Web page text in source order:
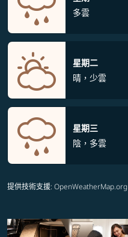
多雲
星期二
晴，少雲
星期三
陰，多雲
提供技術支援: OpenWeatherMap.org